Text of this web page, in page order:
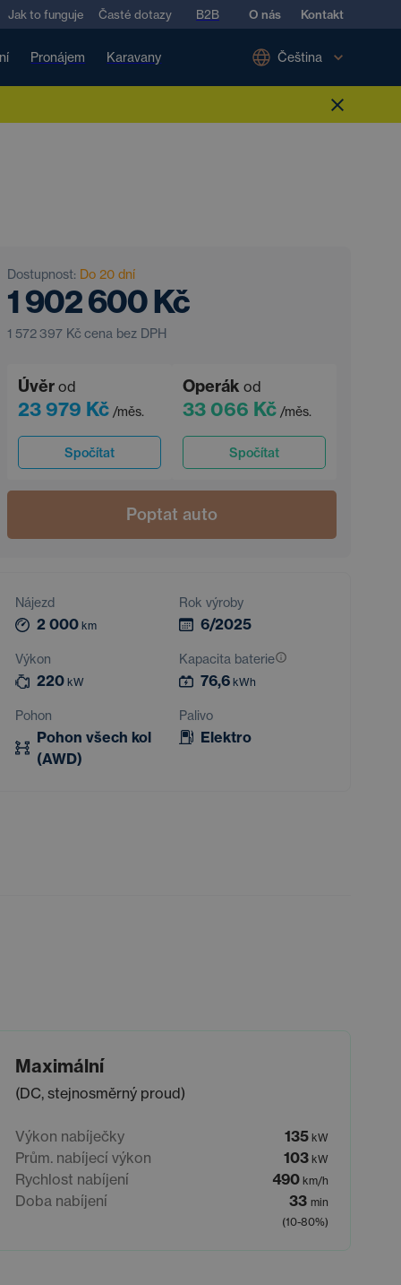
Jak to funguje Časté dotazy B2B O nás Kontakt
Pronájem Karavany Čeština
Dostupnost: Do 20 dní
1 902 600 Kč
1 572 397 Kč cena bez DPH
Úvěr od
23 979 Kč /měs.
Spočítat
Operák od
33 066 Kč /měs.
Spočítat
Poptat auto
Nájezd
2 000 km
Rok výroby
6/2025
Výkon
220 kW
Kapacita baterie
76,6 kWh
Pohon
Pohon všech kol
(AWD)
Palivo
Elektro
Maximální
(DC, stejnosměrný proud)
Výkon nabíječky 135 kW
Prům. nabíjecí výkon 103 kW
Rychlost nabíjení 490 km/h
Doba nabíjení 33 min
(10-80%)